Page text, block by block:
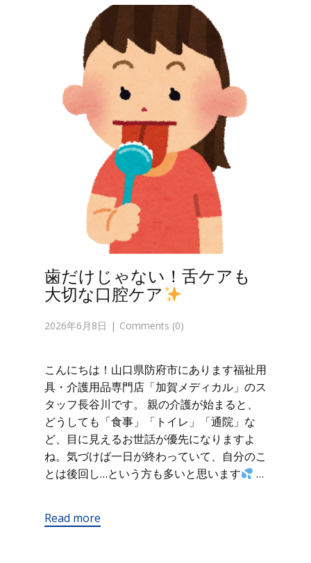
歯だけじゃない！舌ケアも
大切な口腔ケア
2026年6月8日 Comments (0)
こんにちは！山口県防府市にあります福祉用
具・介護用品専門店「加賀メディカル」のス
タッフ長谷川です。 親の介護が始まると、
どうしても「食事」「トイレ」「通院」な
ど、目に見えるお世話が優先になりますよ
ね。気づけば一日が終わっていて、自分のこ
とは後回し…という方も多いと思います
…
Read more